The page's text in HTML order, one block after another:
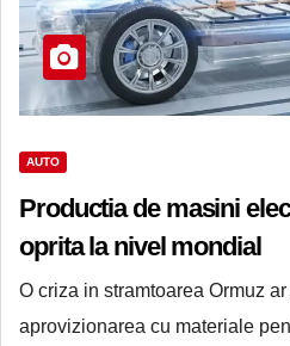
AUTO
Productia de masini
oprita la nivel mondial
O criza in stramtoarea Ormuz
aprovizionarea cu materiale